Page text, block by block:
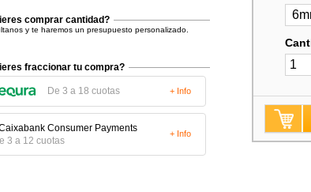
comprar cantidad?
y te haremos un presupuesto personalizado.
fraccionar tu compra?
De 3 a 18 cuotas + Info
3 a 12 cuotas
+ Info